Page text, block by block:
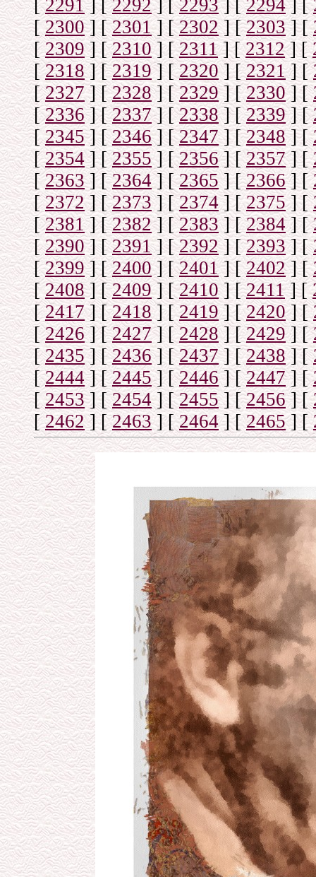
[2291] [2292] [2293] [2294] [
[ 2300] [2301] [2302] [2303] [
[2309] [2310] [2311] [2312] [
[2318] [2319] [2320 ] [2321] [
[2327] [2328] [2329] [2330] [
[2336] [2337] [2338] [2339] [
[2345] [2346] [2347] [2348] [
[2354] [2355] [2356] [2357] [
[2363] [2364] [2365 ] [2366] [
[2372] [2373] [2374] [2375] [
[2381] [2382] [2383] [2384] [
[2390] [2391] [2392] [2393] [
[2399] [2400] [2401] [2402] [
[2408] [2409] [2410] [2411] [
[2417] [2418] [2419] [2420] [
[2426] [2427] [2428] [2429] [
[2435] [2436] [2437] [2438] [
[2444] [2445] [2446] [2447] [
[2453] [2454] [2455] [2456] [
[2462] [2463] [2464] [2465] [